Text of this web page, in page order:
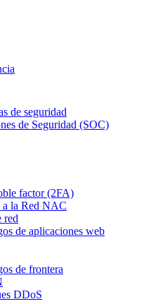
de seguridad
de Seguridad (SOC)
factor (2FA)
a la Red NAC
red
de aplicaciones web
de frontera
DDoS